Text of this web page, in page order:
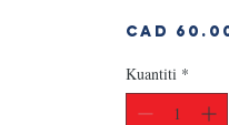
CAD
Kuantiti *